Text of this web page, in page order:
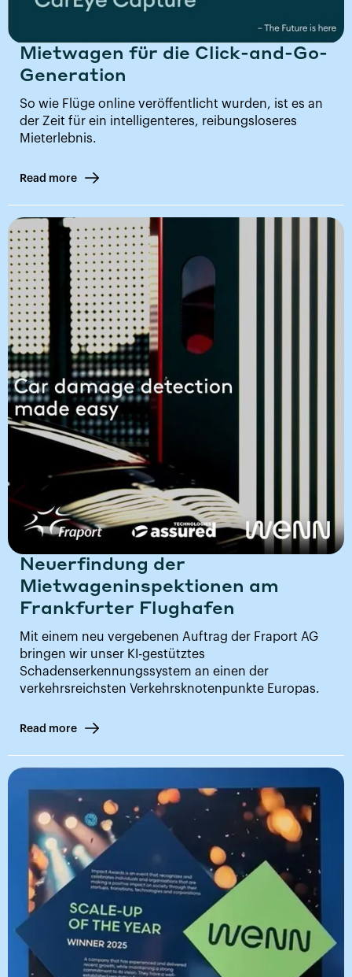
Mietwagen für die Click-and-Go-
Generation
So wie Flüge online veröffentlicht wurden, ist es an
der Zeit für ein intelligenteres, reibungsloseres
Mieterlebnis.
Read more
Neuerfindung der
Mietwageninspektionen am
Frankfurter Flughafen
Mit einem neu vergebenen Auftrag der Fraport AG
bringen wir unser KI-gestütztes
Schadenserkennungssystem an einen der
verkehrsreichsten Verkehrsknotenpunkte Europas.
Read more